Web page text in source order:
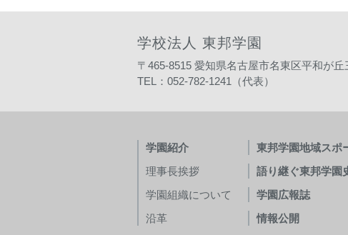
学校法人 東邦学園
〒465-8515 愛知県名古屋市名東区平和が丘
TEL：052-782-1241（代表）
学園紹介
理事長挨拶
学園組織について
沿革
東邦学園地域スポ
語り継ぐ東邦学園
学園広報誌
情報公開